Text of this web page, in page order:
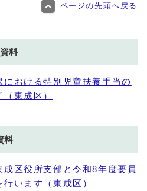
ページの先頭へ戻る
料
おける特別児童扶養手当の
東成区）
料
区役所支部と令和8年度要員
います（東成区）